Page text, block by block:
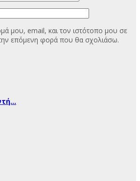
μου, email, και τον ιστότοπο μου σε
επόμενη φορά που θα σχολιάσω.